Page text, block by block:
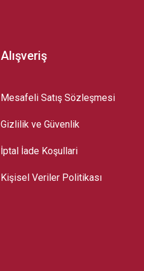
Alışveriş
Mesafeli Satış Sözleşmesi
Gizlilik ve Güvenlik
İptal İade Koşullari
Kişisel Veriler Politikası